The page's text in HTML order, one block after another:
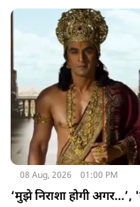
08 Aug, 2026 01:00 PM
‘मुझे निराशा होगी